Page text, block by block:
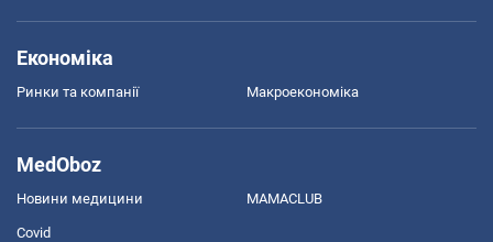
Економіка
Ринки та компанії Макроекономіка
MedOboz
Новини медицини MAMACLUB
Covid